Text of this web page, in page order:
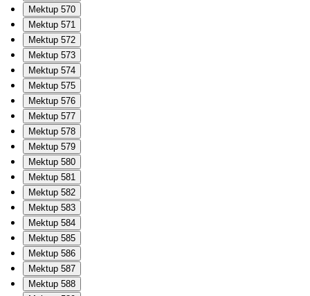
Mektup 570
Mektup 571
Mektup 572
Mektup 573
Mektup 574
Mektup 575
Mektup 576
Mektup 577
Mektup 578
Mektup 579
Mektup 580
Mektup 581
Mektup 582
Mektup 583
Mektup 584
Mektup 585
Mektup 586
Mektup 587
Mektup 588